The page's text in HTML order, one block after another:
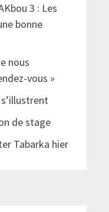
3 : Les
bonne
nous
vous »
de stage
Tabarka hier